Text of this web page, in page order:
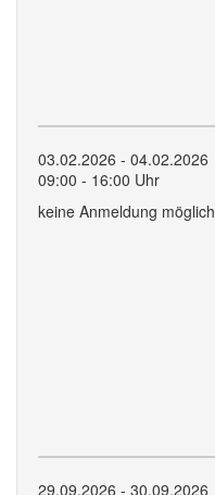
03.02.2026 - 04.02.2026
09:00 - 16:00 Uhr
keine Anmeldung möglich
29.09.2026 - 30.09.2026